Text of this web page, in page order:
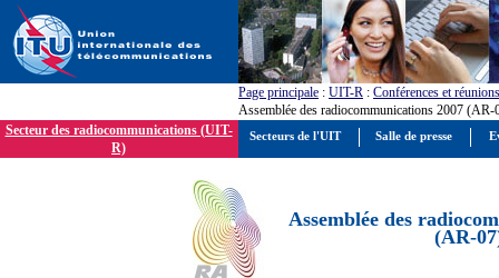
Page principale : UIT-R : Conférences et réunions
Assemblée des radiocommunications 2007 (AR-
Secteur des radiocommunications (UIT-
R)
Assemblée des
(AR-
Secteurs de l'UIT Salle de presse